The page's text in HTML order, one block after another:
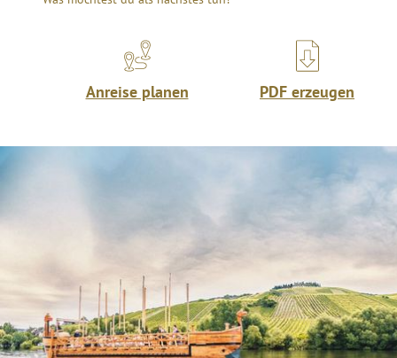
Anreise planen PDF erzeugen